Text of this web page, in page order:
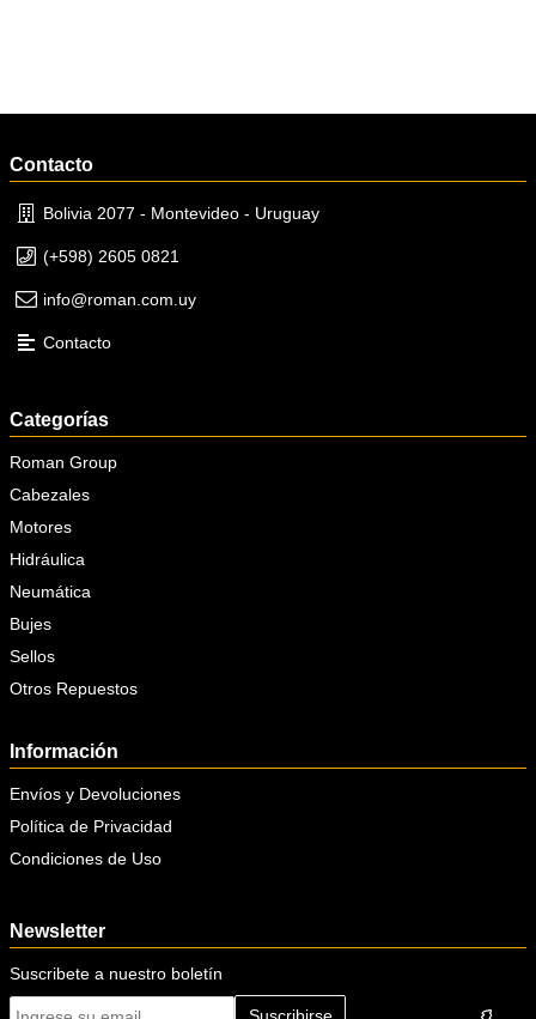
Contacto
Bolivia 2077 - Montevideo - Uruguay
(+598) 2605 0821
info@roman.com.uy
Contacto
Categorías
Roman Group
Cabezales
Motores
Hidráulica
Neumática
Bujes
Sellos
Otros Repuestos
Información
Envíos y Devoluciones
Política de Privacidad
Condiciones de Uso
Newsletter
Suscribete a nuestro boletín